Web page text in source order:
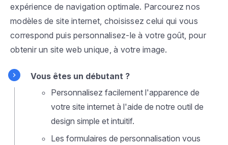
expérience de navigation optimale. Parcourez nos
modèles de site internet, choisissez celui qui vous
correspond puis personnalisez-le à votre goût, pour
obtenir un site web unique, à votre image.
Vous êtes un débutant ?
Personnalisez facilement l'apparence de
votre site internet à l'aide de notre outil de
design simple et intuitif.
Les formulaires de personnalisation vous